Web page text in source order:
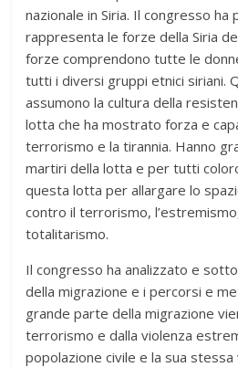
nazionale in Siria. Il congresso ha
rappresenta le forze della Siria
forze comprendono tutte le
tutti i diversi gruppi etnici siriani.
assumono la cultura della
lotta che ha mostrato forza e
terrorismo e la tirannia. Hanno
martiri della lotta e per tutti
questa lotta per allargare lo
contro il terrorismo,
totalitarismo.
Il congresso ha analizzato e
della migrazione e i percorsi e
grande parte della migrazione
terrorismo e dalla violenza
popolazione civile e la sua